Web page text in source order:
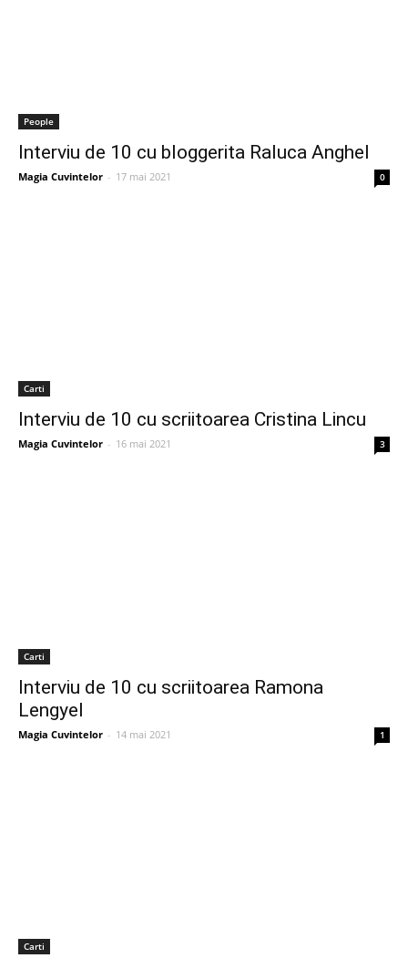
People
Interviu de 10 cu bloggerita Raluca Anghel
Magia Cuvintelor - 17 mai 2021 0
Carti
Interviu de 10 cu scriitoarea Cristina Lincu
Magia Cuvintelor - 16 mai 2021 3
Carti
Interviu de 10 cu scriitoarea Ramona
Lengyel
Magia Cuvintelor - 14 mai 2021 1
Carti